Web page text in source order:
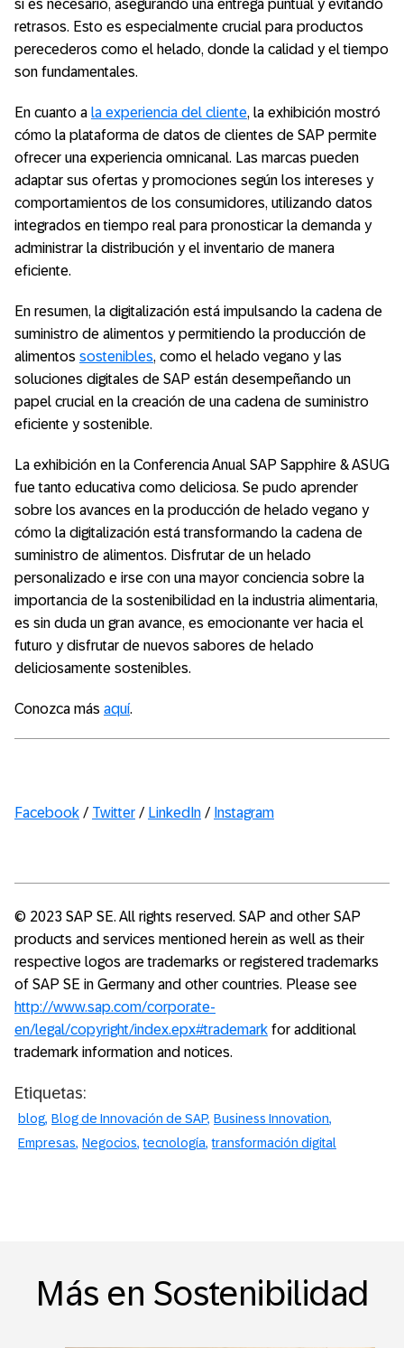
si es necesario, asegurando una entrega puntual y evitando
retrasos. Esto es especialmente crucial para productos
perecederos como el helado, donde la calidad y el tiempo
son fundamentales.
En cuanto a la experiencia del cliente, la exhibición mostró
cómo la plataforma de datos de clientes de SAP permite
ofrecer una experiencia omnicanal. Las marcas pueden
adaptar sus ofertas y promociones según los intereses y
comportamientos de los consumidores, utilizando datos
integrados en tiempo real para pronosticar la demanda y
administrar la distribución y el inventario de manera
eficiente.
En resumen, la digitalización está impulsando la cadena de
suministro de alimentos y permitiendo la producción de
alimentos sostenibles, como el helado vegano y las
soluciones digitales de SAP están desempeñando un
papel crucial en la creación de una cadena de suministro
eficiente y sostenible.
La exhibición en la Conferencia Anual SAP Sapphire & ASUG
fue tanto educativa como deliciosa. Se pudo aprender
sobre los avances en la producción de helado vegano y
cómo la digitalización está transformando la cadena de
suministro de alimentos. Disfrutar de un helado
personalizado e irse con una mayor conciencia sobre la
importancia de la sostenibilidad en la industria alimentaria,
es sin duda un gran avance, es emocionante ver hacia el
futuro y disfrutar de nuevos sabores de helado
deliciosamente sostenibles.
Conozca más aquí.
Facebook / Twitter / LinkedIn / Instagram
© 2023 SAP SE. All rights reserved. SAP and other SAP
products and services mentioned herein as well as their
respective logos are trademarks or registered trademarks
of SAP SE in Germany and other countries. Please see
http://www.sap.com/corporate-
en/legal/copyright/index.epx#trademark for additional
trademark information and notices.
Etiquetas:
blog Blog de Innovación de SAP Business Innovation
Empresas Negocios tecnología transformación digital
Más en Sostenibilidad